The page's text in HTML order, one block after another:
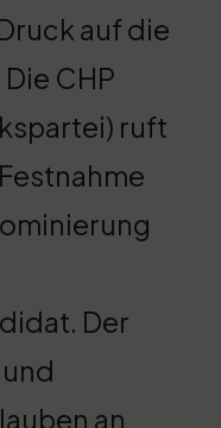
auf die
CHP
ruft
Der
an